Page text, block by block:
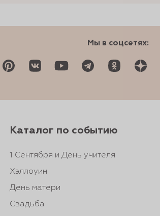
Мы в соцсетях:
Каталог по событию
1 Сентября и День учителя
Хэллоуин
День матери
Свадьба